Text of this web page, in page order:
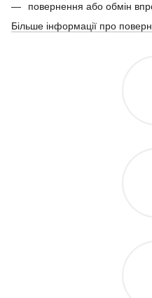
повернення або обмін
Більше інформації про